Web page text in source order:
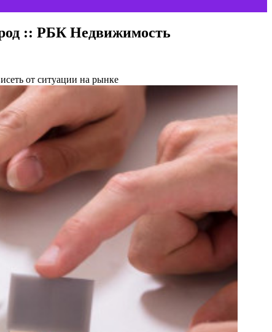
:: РБК Недвижимость
от ситуации на рынке